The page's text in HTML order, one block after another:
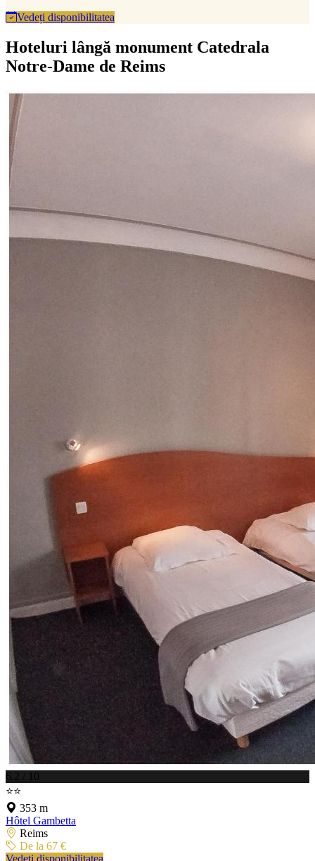
Vedeți disponibilitatea
Hoteluri lângă monument Catedrala
Notre-Dame de Reims
6.2 / 10
⭐⭐
353 m
Hôtel Gambetta
Reims
De la 67 €
Vedeți disponibilitatea